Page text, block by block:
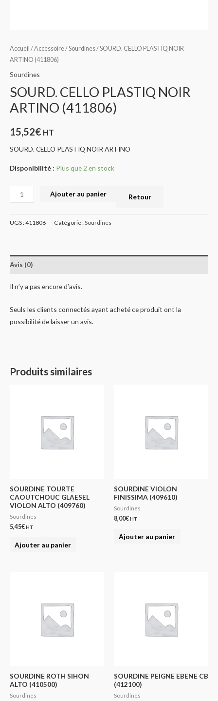
Accueil /Accessoire/Sourdines/ SOURD. CELLO PLASTIQ NOIR
ARTINO (411806)
Sourdines
SOURD. CELLO PLASTIQ NOIR
ARTINO (411806)
15,52€ HT
SOURD. CELLO PLASTIQ NOIR ARTINO
Disponibilité : Plus que 2 en stock
Ajouter au panier Retour
UGS :411806 Catégorie :Sourdines
Avis (0)
Il n’y a pas encore d’avis.
Seuls les clients connectés ayant acheté ce produit ont la
possibilité de laisser un avis.
Produits similaires
SOURDINE TOURTE
CAOUTCHOUC GLAESEL
VIOLON ALTO (409760)
Sourdines
5,45€HT
Ajouter au panier
SOURDINE VIOLON
FINISSIMA (409610)
Sourdines
8,00€HT
Ajouter au panier
SOURDINE ROTH SIHON
ALTO (410500)
Sourdines
SOURDINE PEIGNE EBENE CB
(412100)
Sourdines